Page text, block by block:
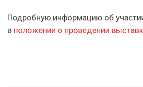
Подробную информацию об
в положении о проведении